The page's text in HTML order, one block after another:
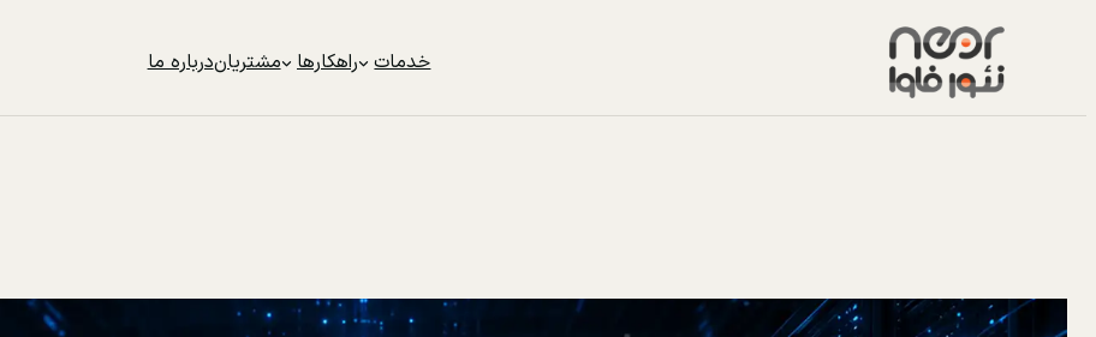
خدمات راهکارها مشتریاندرباره ما